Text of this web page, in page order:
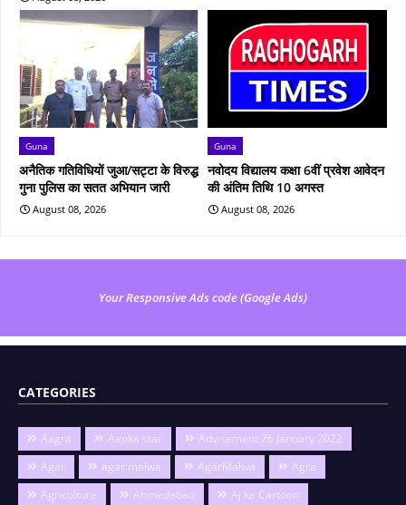
Guna
अनैतिक गतिविधियों जुआ/सट्टा के विरुद्ध
गुना पुलिस का सतत अभियान जारी
August 08, 2026
Guna
नवोदय विद्यालय कक्षा 6वीं प्रवेश आवेदन
की अंतिम तिथि 10 अगस्त
August 08, 2026
Your Responsive Ads code (Google Ads)
CATEGORIES
Aagra Aapka star
Advisement 26 January 2022
Agar
agar malwa AgarMalwa
Agra
Agriculture
Ahmedabad Aj ka Cartoon